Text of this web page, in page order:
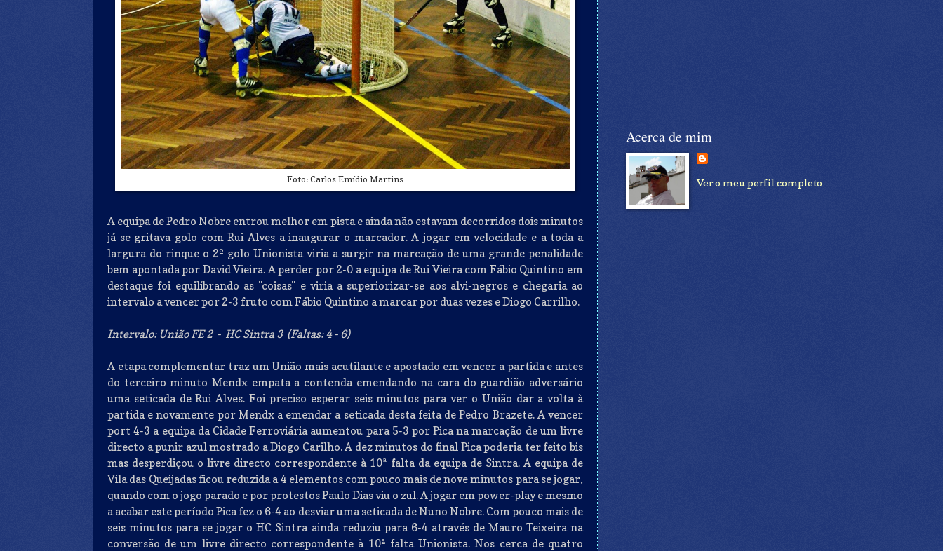
Foto: Carlos Emídio Martins
A equipa de Pedro Nobre entrou melhor em pista e ainda não estavam decorridos dois minutos
já se gritava golo com Rui Alves a inaugurar o marcador. A jogar em velocidade e a toda a
largura do rinque o 2º golo Unionista viria a surgir na marcação de uma grande penalidade
bem apontada por David Vieira. A perder por 2-0 a equipa de Rui Vieira com Fábio Quintino em
destaque foi equilibrando as "coisas" e viria a superiorizar-se aos alvi-negros e chegaria ao
intervalo a vencer por 2-3 fruto com Fábio Quintino a marcar por duas vezes e Diogo Carrilho.
Intervalo: União FE 2 - HC Sintra 3 (Faltas: 4 - 6)
A etapa complementar traz um União mais acutilante e apostado em vencer a partida e antes
do terceiro minuto Mendx empata a contenda emendando na cara do guardião adversário
uma seticada de Rui Alves. Foi preciso esperar seis minutos para ver o União dar a volta à
partida e novamente por Mendx a emendar a seticada desta feita de Pedro Brazete. A vencer
port 4-3 a equipa da Cidade Ferroviária aumentou para 5-3 por Pica na marcação de um livre
directo a punir azul mostrado a Diogo Carilho. A dez minutos do final Pica poderia ter feito bis
mas desperdiçou o livre directo correspondente à 10ª falta da equipa de Sintra. A equipa de
Vila das Queijadas ficou reduzida a 4 elementos com pouco mais de nove minutos para se jogar,
quando com o jogo parado e por protestos Paulo Dias viu o zul. A jogar em power-play e mesmo
a acabar este período Pica fez o 6-4 ao desviar uma seticada de Nuno Nobre. Com pouco mais de
seis minutos para se jogar o HC Sintra ainda reduziu para 6-4 através de Mauro Teixeira na
conversão de um livre directo correspondente à 10ª falta Unionista. Nos cerca de quatro
Acerca de mim
Ver o meu perfil completo